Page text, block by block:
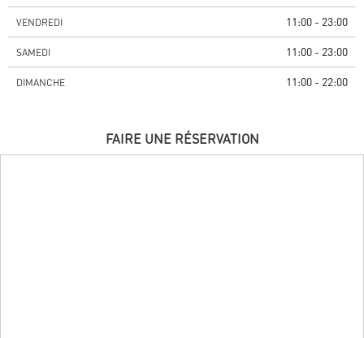
VENDREDI 11:00 - 23:00
SAMEDI 11:00 - 23:00
DIMANCHE 11:00 - 22:00
FAIRE UNE RÉSERVATION